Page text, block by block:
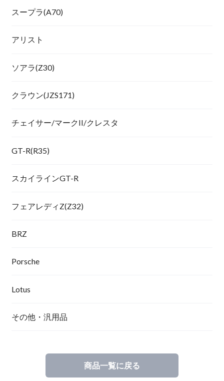
スープラ(A70)
アリスト
ソアラ(Z30)
クラウン(JZS171)
チェイサー/マークII/クレスタ
GT-R(R35)
スカイラインGT-R
フェアレディZ(Z32)
BRZ
Porsche
Lotus
その他・汎用品
商品一覧に戻る